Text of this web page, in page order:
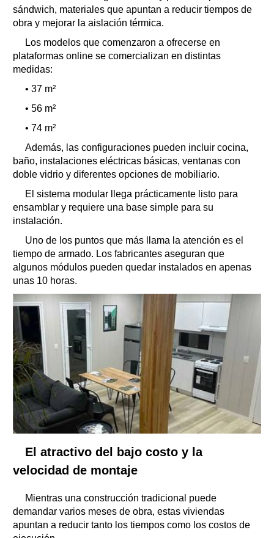
sándwich, materiales que apuntan a reducir tiempos de
obra y mejorar la aislación térmica.
Los modelos que comenzaron a ofrecerse en
plataformas online se comercializan en distintas
medidas:
• 37 m²
• 56 m²
• 74 m²
Además, las configuraciones pueden incluir cocina,
baño, instalaciones eléctricas básicas, ventanas con
doble vidrio y diferentes opciones de mobiliario.
El sistema modular llega prácticamente listo para
ensamblar y requiere una base simple para su
instalación.
Uno de los puntos que más llama la atención es el
tiempo de armado. Los fabricantes aseguran que
algunos módulos pueden quedar instalados en apenas
unas 10 horas.
El atractivo del bajo costo y la
velocidad de montaje
Mientras una construcción tradicional puede
demandar varios meses de obra, estas viviendas
apuntan a reducir tanto los tiempos como los costos de